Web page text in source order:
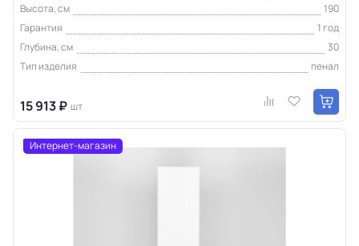
Высота, см
190
Гарантия
1 год
Глубина, см
30
Тип изделия
пенал
15 913 ₽ шт
Интернет-магазин